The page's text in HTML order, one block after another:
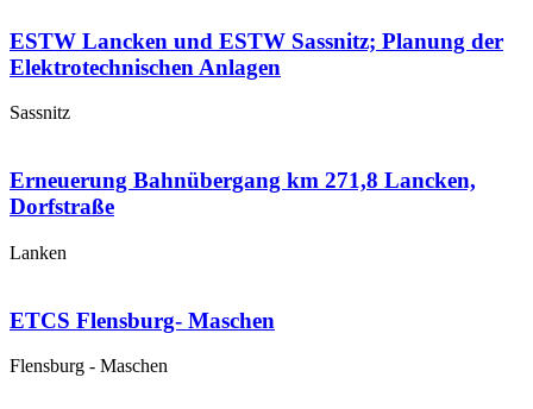
ESTW Lancken und ESTW Sassnitz; Planung der
Elektrotechnischen Anlagen
Sassnitz
Erneuerung Bahnübergang km 271,8 Lancken,
Dorfstraße
Lanken
ETCS Flensburg- Maschen
Flensburg - Maschen